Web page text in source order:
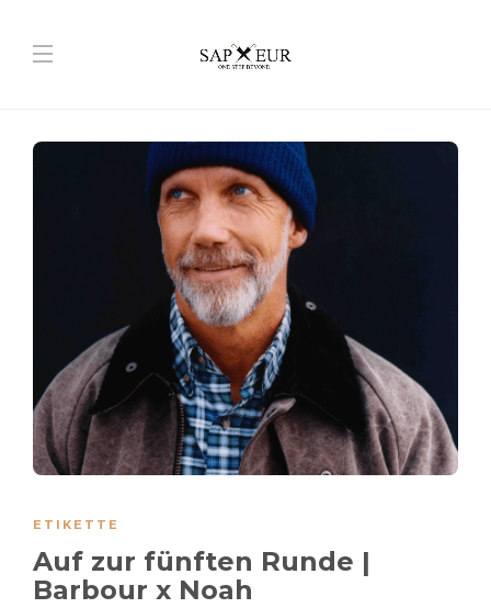
ETIKETTE
Auf zur fünften Runde |
Barbour x Noah